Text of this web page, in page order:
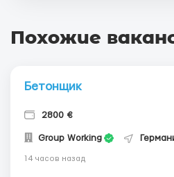
Похожие
Бетонщик
2800 €
Group Working
14 часов назад